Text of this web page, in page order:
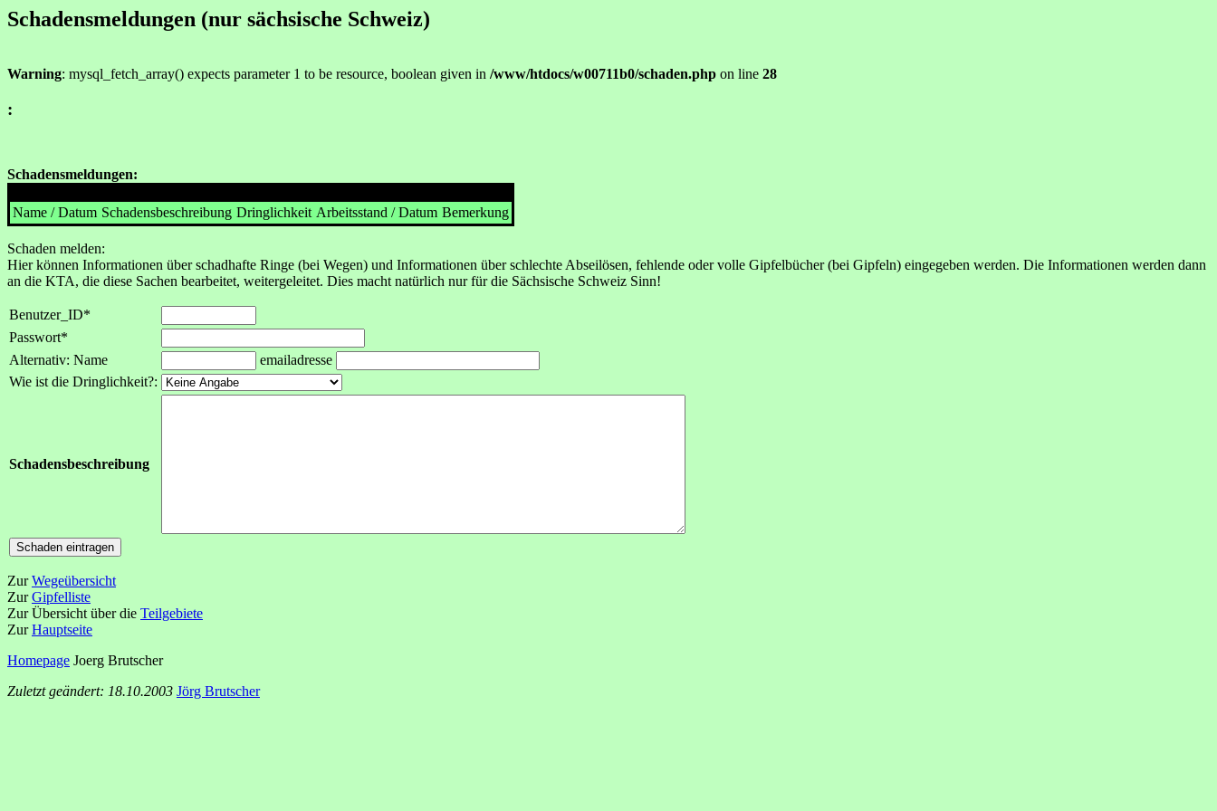
Schadensmeldungen (nur sächsische Schweiz)
Warning: mysql_fetch_array() expects parameter 1 to be resource, boolean given in /www/htdocs/w00711b0/schaden.php on line 28
:
Schadensmeldungen:
Name / Datum Schadensbeschreibung Dringlichkeit Arbeitsstand / Datum Bemerkung
Schaden melden:
Hier können Informationen über schadhafte Ringe (bei Wegen) und Informationen über schlechte Abseilösen, fehlende oder volle Gipfelbücher (bei Gipfeln) eingegeben werden. Die Informationen werden dann
an die KTA, die diese Sachen bearbeitet, weitergeleitet. Dies macht natürlich nur für die Sächsische Schweiz Sinn!
Benutzer_ID*
Passwort*
Alternativ: Name
emailadresse
Wie ist die Dringlichkeit?:
Schadensbeschreibung
ZurWegeübersicht
ZurGipfelliste
Zur Übersicht über die Teilgebiete
ZurHauptseite
Homepage Joerg Brutscher
Zuletzt geändert: 18.10.2003 Jörg Brutscher